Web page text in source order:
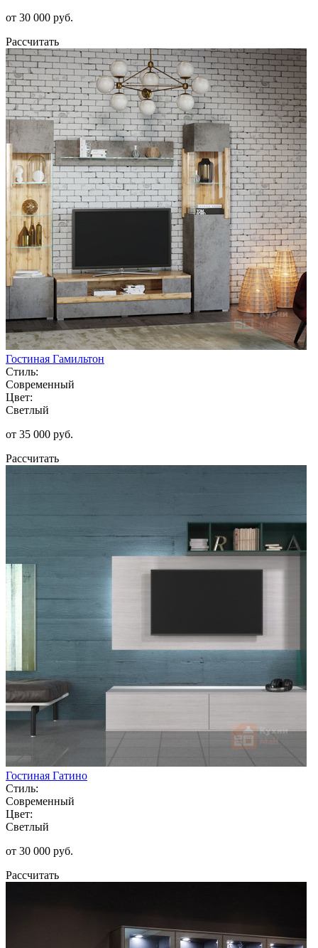
от 30 000 руб.
Рассчитать
Гостиная Гамильтон
Стиль:
Современный
Цвет:
Светлый
от 35 000 руб.
Рассчитать
Гостиная Гатино
Стиль:
Современный
Цвет:
Светлый
от 30 000 руб.
Рассчитать